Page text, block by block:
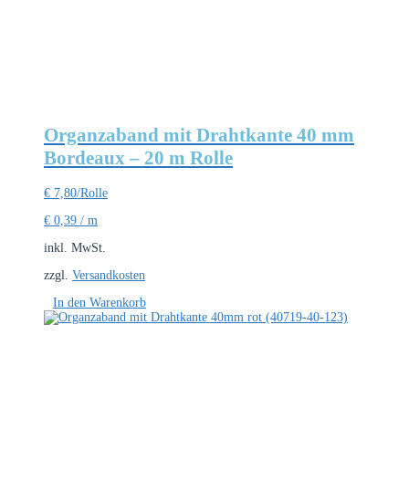
Organzaband mit Drahtkante 40 mm
Bordeaux – 20 m Rolle
€ 7,80/Rolle
€ 0,39 / m
inkl. MwSt.
zzgl. Versandkosten
In den Warenkorb